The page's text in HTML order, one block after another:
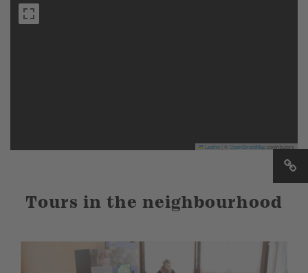
Leaflet OpenStreetMapcontributors
Tours in the neighbourhood